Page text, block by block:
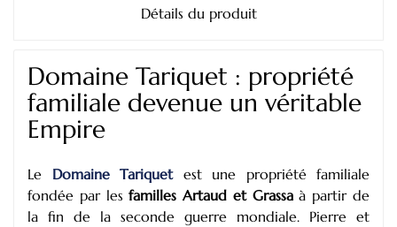
Détails du produit
Domaine Tariquet : propriété
familiale devenue un véritable
Empire
Le Domaine Tariquetest une propriété familiale
fondée par lesfamilles Artaud et Grassaà partir de
la fin de la seconde guerre mondiale. Pierre et